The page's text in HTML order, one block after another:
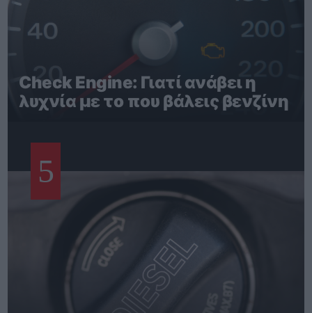
Check Engine: Γιατί ανάβει η
λυχνία με το που βάλεις βενζίνη
5